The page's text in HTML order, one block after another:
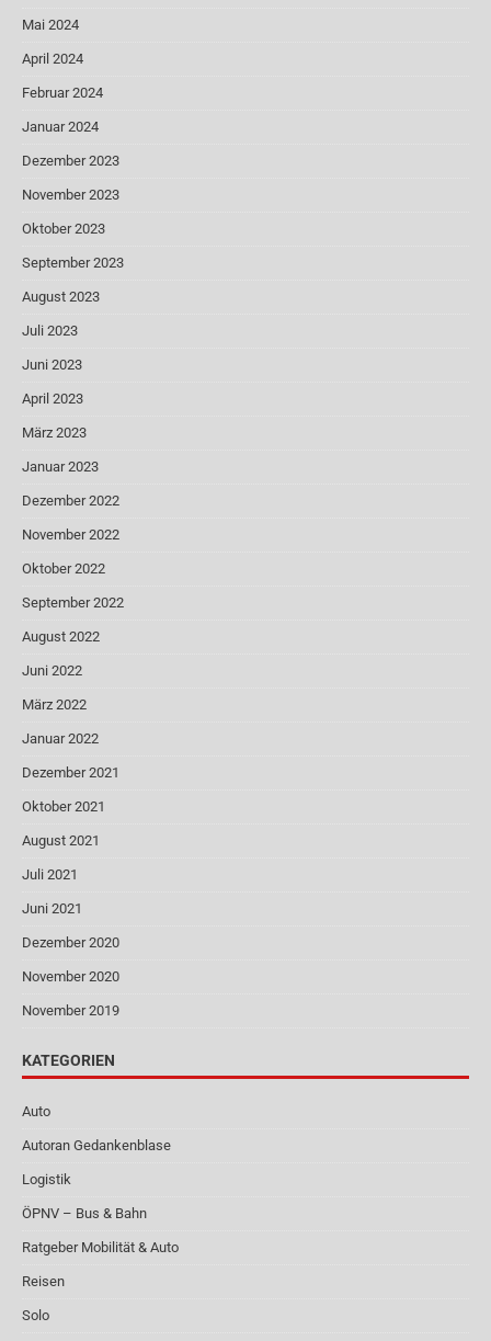
Mai 2024
April 2024
Februar 2024
Januar 2024
Dezember 2023
November 2023
Oktober 2023
September 2023
August 2023
Juli 2023
Juni 2023
April 2023
März 2023
Januar 2023
Dezember 2022
November 2022
Oktober 2022
September 2022
August 2022
Juni 2022
März 2022
Januar 2022
Dezember 2021
Oktober 2021
August 2021
Juli 2021
Juni 2021
Dezember 2020
November 2020
November 2019
KATEGORIEN
Auto
Autoran Gedankenblase
Logistik
ÖPNV – Bus & Bahn
Ratgeber Mobilität & Auto
Reisen
Solo